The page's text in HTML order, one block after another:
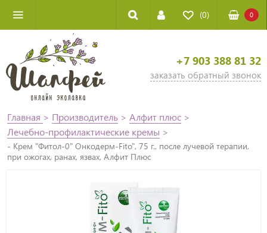
(0) 0
+7 903 388 81 32
заказать обратный звонок
Главная > Производитель > Алфит плюс >
Лечебно-профилактические кремы >
- Крем "Фитол-0" Онкодерм-Fito", 75 г., после лучевой терапии,
при ожогах, ранах, язвах, Алфит Плюс